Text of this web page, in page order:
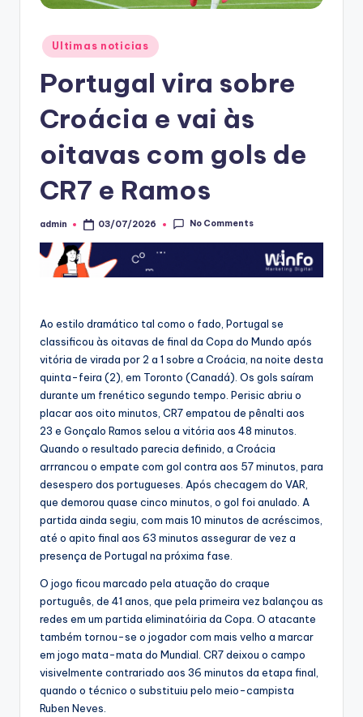
Posted
in
Ultimas noticias
Portugal vira sobre
Croácia e vai às
oitavas com gols de
CR7 e Ramos
Posted
admin 03/07/2026 No Comments
Ao estilo dramático tal como o fado, Portugal se
classificou às oitavas de final da Copa do Mundo após
vitória de virada por 2 a 1 sobre a Croácia, na noite desta
quinta-feira (2), em Toronto (Canadá). Os gols saíram
durante um frenético segundo tempo. Perisic abriu o
placar aos oito minutos, CR7 empatou de pênalti aos
23 e Gonçalo Ramos selou a vitória aos 48 minutos.
Quando o resultado parecia definido, a Croácia
arrrancou o empate com gol contra aos 57 minutos, para
desespero dos portugueses. Após checagem do VAR,
que demorou quase cinco minutos, o gol foi anulado. A
partida ainda segiu, com mais 10 minutos de acréscimos,
até o apito final aos 63 minutos assegurar de vez a
presença de Portugal na próxima fase.
O jogo ficou marcado pela atuação do craque
português, de 41 anos, que pela primeira vez balançou as
redes em um partida eliminatóiria da Copa. O atacante
também tornou-se o jogador com mais velho a marcar
em jogo mata-mata do Mundial. CR7 deixou o campo
visivelmente contrariado aos 36 minutos da etapa final,
quando o técnico o substituiu pelo meio-campista
Ruben Neves.